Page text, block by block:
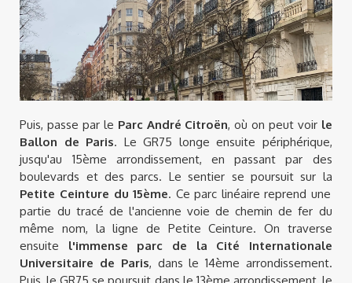
Puis, passe par le Parc André Citroën, où on peut voir le
Ballon de Paris. Le GR75 longe ensuite périphérique,
jusqu'au 15ème arrondissement, en passant par des
boulevards et des parcs. Le sentier se poursuit sur la
Petite Ceinture du 15ème. Ce parc linéaire reprend une
partie du tracé de l'ancienne voie de chemin de fer du
même nom, la ligne de Petite Ceinture. On traverse
ensuite l'immense parc de la Cité Internationale
Universitaire de Paris, dans le 14ème arrondissement.